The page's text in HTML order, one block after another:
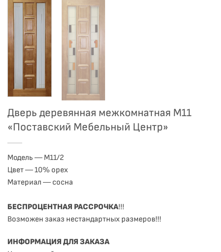
Дверь деревянная межкомнатная М11
«Поставский Мебельный Центр»
Модель ― М11/2
Цвет ― 10% орех
Материал ― сосна
БЕСПРОЦЕНТНАЯ РАССРОЧКА!!!
Возможен заказ нестандартных размеров!!!
ИНФОРМАЦИЯ ДЛЯ ЗАКАЗА